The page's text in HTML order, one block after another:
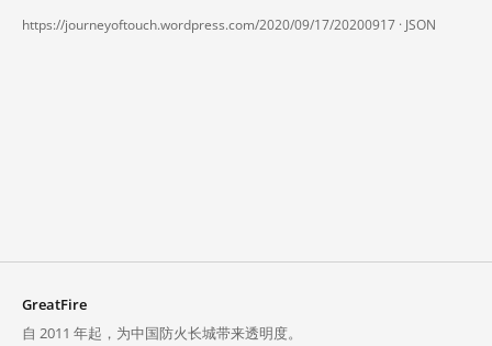
https://journeyoftouch.wordpress.com/2020/09/17/20200917 · JSON
GreatFire
自 2011 年起，为中国防火长城带来透明度。